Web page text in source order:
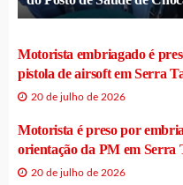
Motorista embriagado é
pistola de airsoft em Serra
20 de julho de 2026
Motorista é preso por
orientação da PM em Serra
20 de julho de 2026